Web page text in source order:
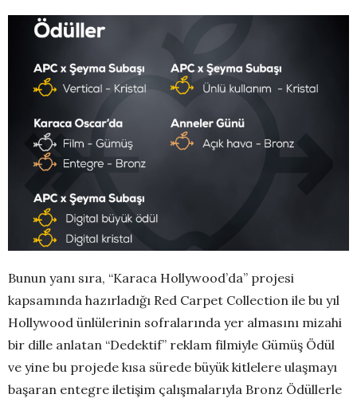
Bunun yanı sıra, “Karaca Hollywood’da” projesi
kapsamında hazırladığı Red Carpet Collection ile bu yıl
Hollywood ünlülerinin sofralarında yer almasını mizahi
bir dille anlatan “Dedektif” reklam filmiyle Gümüş Ödül
ve yine bu projede kısa sürede büyük kitlelere ulaşmayı
başaran entegre iletişim çalışmalarıyla Bronz Ödüllerle